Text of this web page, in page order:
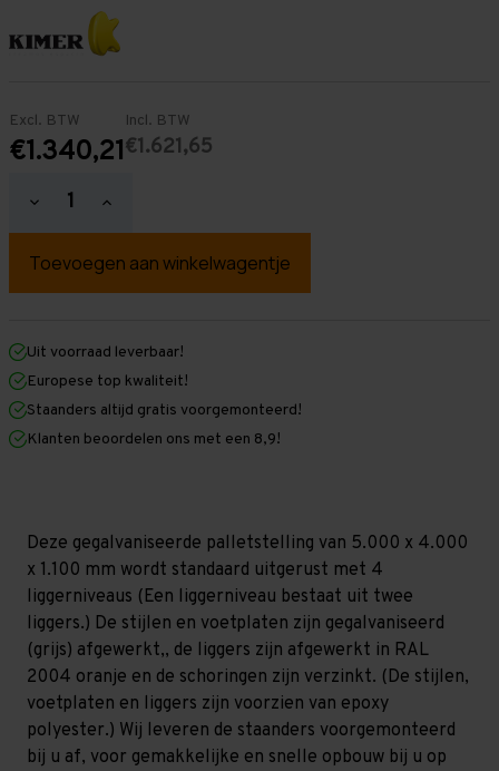
Excl. BTW
€1.340,21
Incl. BTW
€1.621,65
Hoeveelheid
verlagen
Palletstelling
mm
mm
x
1.100
mm
Galva
Zwaar
-
T100
Hoeveelheid
verhogen
Palletstelling
mm
mm
1.100
mm
(HxLXD)
Galva
Zwaar
-
T100
Uit voorraad leverbaar!
Europese top kwaliteit!
Staanders altijd gratis voorgemonteerd!
Klanten beoordelen ons met een 8,9!
Deze gegalvaniseerde palletstelling van 5.000 x 4.000
x 1.100 mm wordt standaard uitgerust met 4
liggerniveaus (Een liggerniveau bestaat uit twee
liggers.) De stijlen en voetplaten zijn gegalvaniseerd
(grijs) afgewerkt,, de liggers zijn afgewerkt in RAL
2004 oranje en de schoringen zijn verzinkt. (De stijlen,
voetplaten en liggers zijn voorzien van epoxy
polyester.) Wij leveren de staanders voorgemonteerd
bij u af, voor gemakkelijke en snelle opbouw bij u op